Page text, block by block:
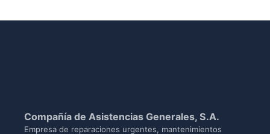
Compañía de Asistencias Generales, S.A.
Empresa de reparaciones urgentes, mantenimientos